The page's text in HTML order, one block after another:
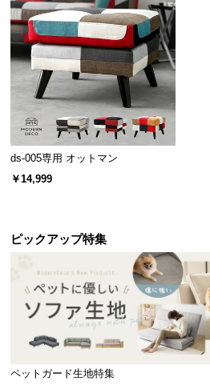
約
に
つ
い
て
客
様
ー
ds-005専用 オットマン
￥14,999
ピックアップ特集
ペットガード生地特集